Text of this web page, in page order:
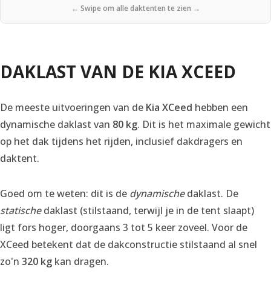
← Swipe om alle daktenten te zien →
DAKLAST VAN DE KIA XCEED
De meeste uitvoeringen van de Kia XCeed hebben een
dynamische daklast van 80 kg. Dit is het maximale gewicht
op het dak tijdens het rijden, inclusief dakdragers en
daktent.
Goed om te weten: dit is de dynamischedaklast. De
statischedaklast (stilstaand, terwijl je in de tent slaapt)
ligt fors hoger, doorgaans 3 tot 5 keer zoveel. Voor de
XCeed betekent dat de dakconstructie stilstaand al snel
zo'n 320 kg kan dragen.